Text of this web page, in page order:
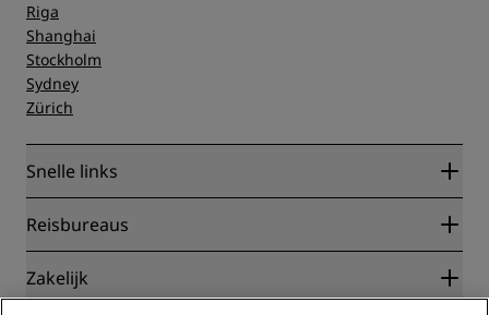
Riga
Shanghai
Stockholm
Sydney
Zürich
Snelle links
Radisson Rewards
Blog
Bestemmingen
Reisbureaus
Partners
Reisagenten
Zakelijk